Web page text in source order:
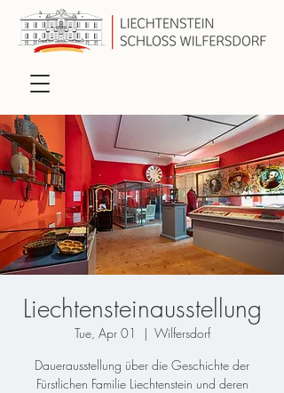
Liechtensteinausstellung
Tue, Apr 01
  |
Wilfersdorf
Dauerausstellung über die Geschichte der
Fürstlichen Familie Liechtenstein und deren